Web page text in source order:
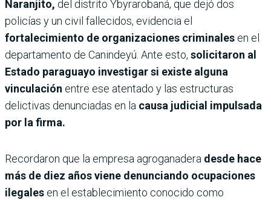
Naranjito, del distrito Ybyrarobaná, que dejó dos
policías y un civil fallecidos, evidencia el
fortalecimiento de organizaciones criminales en el
departamento de Canindeyú. Ante esto, solicitaron al
Estado paraguayo investigar si existe alguna
vinculación entre ese atentado y las estructuras
delictivas denunciadas en la causa judicial impulsada
por la firma.
Recordaron que la empresa agroganadera desde hace
más de diez años viene denunciando ocupaciones
ilegales en el establecimiento conocido como